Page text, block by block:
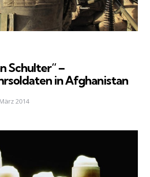
Schulter“ –
in Afghanistan
2014